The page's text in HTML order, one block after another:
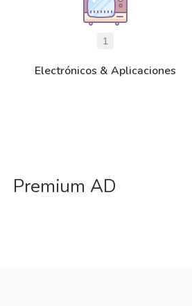
1
Electrónicos & Aplicaciones
Premium AD